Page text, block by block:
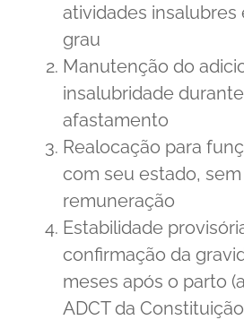
atividades insalubres
grau
Manutenção do
insalubridade
afastamento
Realocação para
com seu estado,
remuneração
Estabilidade
confirmação da
meses após o parto
ADCT da